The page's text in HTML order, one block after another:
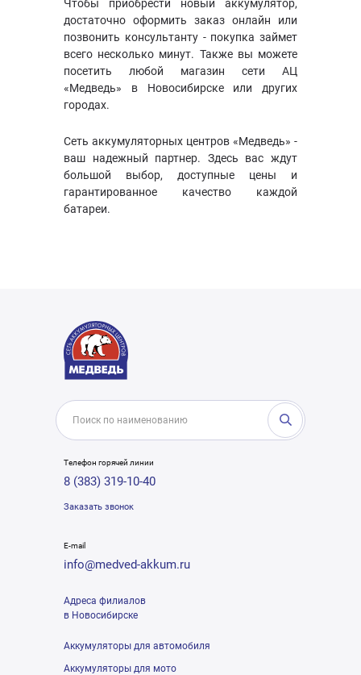
Чтобы приобрести новый аккумулятор,
достаточно оформить заказ онлайн или
позвонить консультанту - покупка займет
всего несколько минут. Также вы можете
посетить любой магазин сети АЦ
«Медведь» в Новосибирске или других
городах.
Сеть аккумуляторных центров «Медведь» -
ваш надежный партнер. Здесь вас ждут
большой выбор, доступные цены и
гарантированное качество каждой
батареи.
Телефон горячей линии
8 (383) 319-10-40
Заказать звонок
E-mail
info@medved-akkum.ru
Адреса филиалов
в Новосибирске
Аккумуляторы для автомобиля
Аккумуляторы для мото